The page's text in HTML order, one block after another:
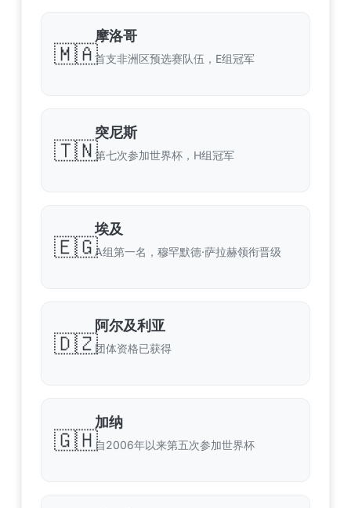
🇲🇦
摩洛哥
首支非洲区预选赛队伍，E组冠军
🇹🇳
突尼斯
第七次参加世界杯，H组冠军
🇪🇬
埃及
A组第一名，穆罕默德·萨拉赫领衔晋级
🇩🇿
阿尔及利亚
团体资格已获得
🇬🇭
加纳
自2006年以来第五次参加世界杯